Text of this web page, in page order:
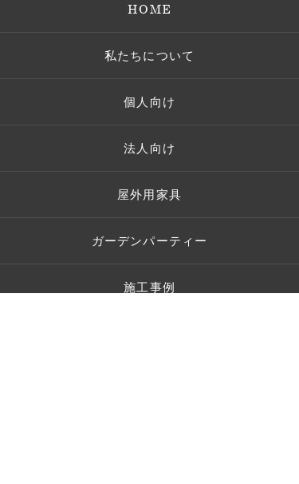
HOME
私たちについて
個人向け
法人向け
屋外用家具
ガーデンパーティー
施工事例